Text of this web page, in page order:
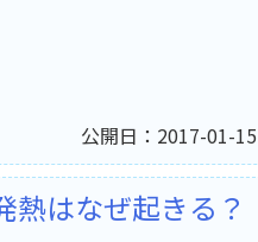
公開日：2017-01-15
熱はなぜ起きる？